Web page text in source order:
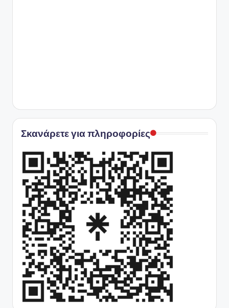
Σκανάρετε για πληροφορίες